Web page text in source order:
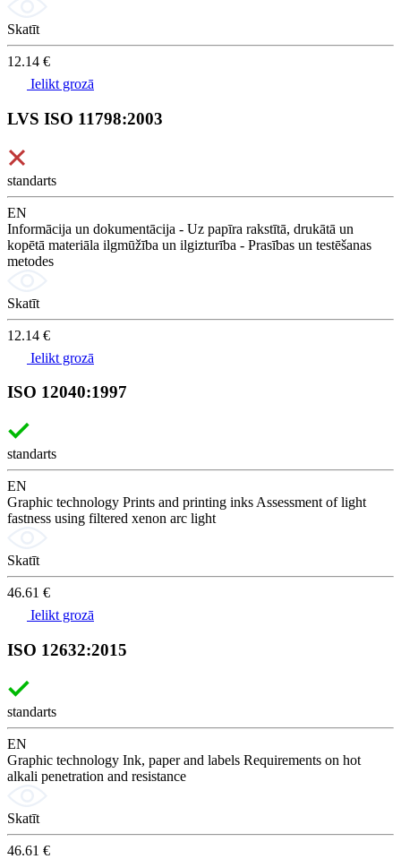
Skatīt
12.14 €
Ielikt grozā
LVS ISO 11798:2003
standarts
EN
Informācija un dokumentācija - Uz papīra rakstītā, drukātā un
kopētā materiāla ilgmūžība un ilgizturība - Prasības un testēšanas
metodes
Skatīt
12.14 €
Ielikt grozā
ISO 12040:1997
standarts
EN
Graphic technology Prints and printing inks Assessment of light
fastness using filtered xenon arc light
Skatīt
46.61 €
Ielikt grozā
ISO 12632:2015
standarts
EN
Graphic technology Ink, paper and labels Requirements on hot
alkali penetration and resistance
Skatīt
46.61 €